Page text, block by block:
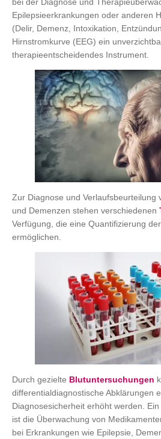
Epilepsieerkrankungen oder anderen
(Delir, Demenz, Intoxikation,
Hirnstromkurve (EEG) ein
therapieentscheidendes Instrument.
Zur Diagnose und Verlaufsbeurteilung
und Demenzen stehen verschiedenen
Verfügung, die eine Quantifizierung
ermöglichen.
Durch gezielte Blutuntersuchungen
differentialdiagnostische Abklärungen
Diagnosesicherheit erhöht werden.
ist die Überwachung von
bei Erkrankungen wie Epilepsie,